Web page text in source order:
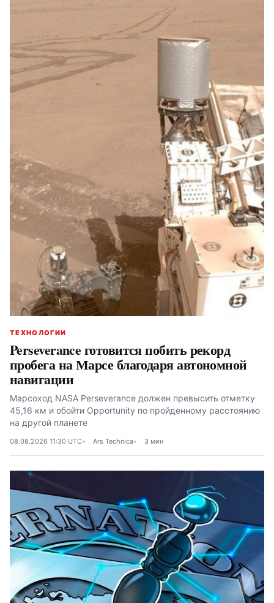
ТЕХНОЛОГИИ
Perseverance готовится побить рекорд
пробега на Марсе благодаря автономной
навигации
Марсоход NASA Perseverance должен превысить отметку
45,16 км и обойти Opportunity по пройденному расстоянию
на другой планете
08.08.2026 11:30 UTC Ars Technica 3 мин